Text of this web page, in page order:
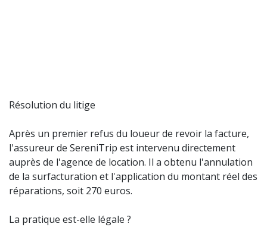
Résolution du litige
Après un premier refus du loueur de revoir la facture,
l'assureur de SereniTrip est intervenu directement
auprès de l'agence de location. Il a obtenu l'annulation
de la surfacturation et l'application du montant réel des
réparations, soit 270 euros.
La pratique est-elle légale ?